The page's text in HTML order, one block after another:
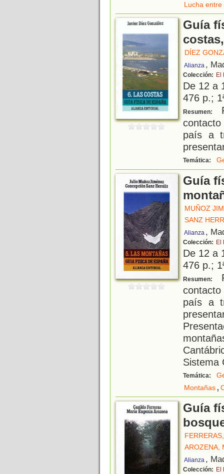
Lucha entre
Guía
DÍEZ
Alianza ,
Colección: El
De 12 a
476 p.;
Resumen:
país a
Temática:
Guía
MUÑOZ
SANZ
Alianza ,
Colección: El
De 12 a
476 p.;
Resumen:
país a
Sistema
Temática:
Montañas,
Guía
AROZENA,
Alianza ,
Colección: El